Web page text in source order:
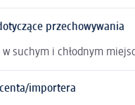
przechowywania
w suchym i chłodnym
importera